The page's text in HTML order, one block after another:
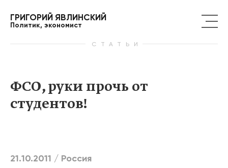
ГРИГОРИЙ ЯВЛИНСКИЙ
Политик, экономист
СТАТЬИ
ФСО, руки прочь от
студентов!
21.10.2011 / Россия